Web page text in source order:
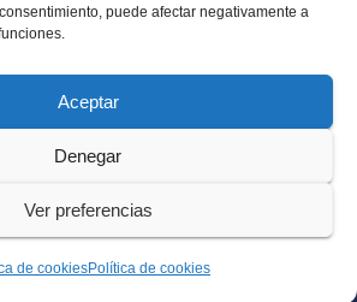
puede afectar negativamente a
Aceptar
Denegar
Ver preferencias
de cookiesPolítica de cookies